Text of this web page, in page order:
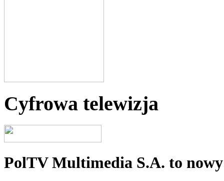
Cyfrowa telewizja
PolTV Multimedia S.A. to